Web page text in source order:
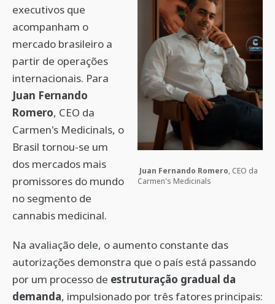
Juan Fernando Romero, CEO da
Carmen's Medicinals
executivos que
acompanham o
mercado brasileiro a
partir de operações
internacionais. Para
Juan Fernando
Romero, CEO da
Carmen's Medicinals, o
Brasil tornou-se um
dos mercados mais
promissores do mundo
no segmento de
cannabis medicinal.
Na avaliação dele, o aumento constante das
autorizações demonstra que o país está passando
por um processo de estruturação gradual da
demanda, impulsionado por três fatores principais: